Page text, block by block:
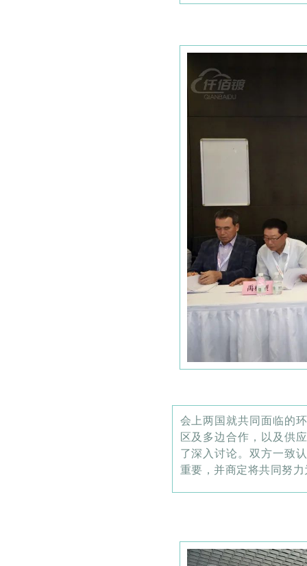
会上两国就共同面临的
区及多边合作，以及供
了深入讨论。双方一致
重要，并商定将共同努